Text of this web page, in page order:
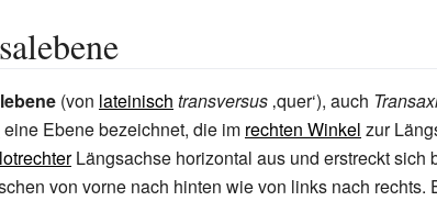
(von lateinisch transversus ‚quer‘), auch
eine Ebene bezeichnet, die im rechten Winkel zur
lotrechterLängsachse horizontal aus und erstreckt sich
von vorne nach hinten wie von links nach rechts.